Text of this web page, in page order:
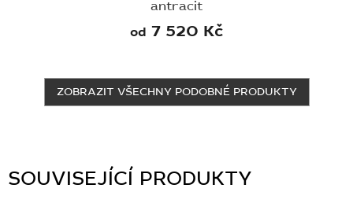
SOUVISEJÍCÍ PRODUKTY
antracit
od 7 520 Kč
ZOBRAZIT VŠECHNY PODOBNÉ PRODUKTY